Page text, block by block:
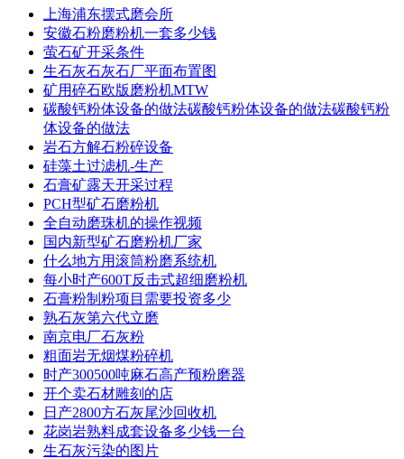
上海浦东摆式磨会所
安徽石粉磨粉机一套多少钱
萤石矿开采条件
生石灰石灰石厂平面布置图
矿用碎石欧版磨粉机MTW
碳酸钙粉体设备的做法碳酸钙粉体设备的做法碳酸钙粉
体设备的做法
岩石方解石粉碎设备
硅藻土过滤机-生产
石膏矿露天开采过程
PCH型矿石磨粉机
全自动磨珠机的操作视频
国内新型矿石磨粉机厂家
什么地方用滚筒粉磨系统机
每小时产600T反击式超细磨粉机
石膏粉制粉项目需要投资多少
熟石灰第六代立磨
南京电厂石灰粉
粗面岩无烟煤粉碎机
时产300500吨麻石高产预粉磨器
开个卖石材雕刻的店
日产2800方石灰尾沙回收机
花岗岩熟料成套设备多少钱一台
生石灰污染的图片